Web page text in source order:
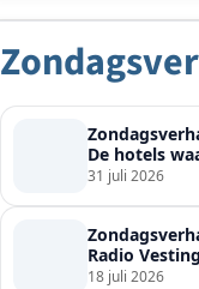
De hotels
ontmoette
31 juli 2026
Radio
heel de streek
18 juli 2026